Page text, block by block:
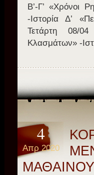
Β’-Γ’ «Χρόνοι
-Ιστορία Δ’
Τετάρτη 08/
Κλασμάτων» -
4
Απρ 2020